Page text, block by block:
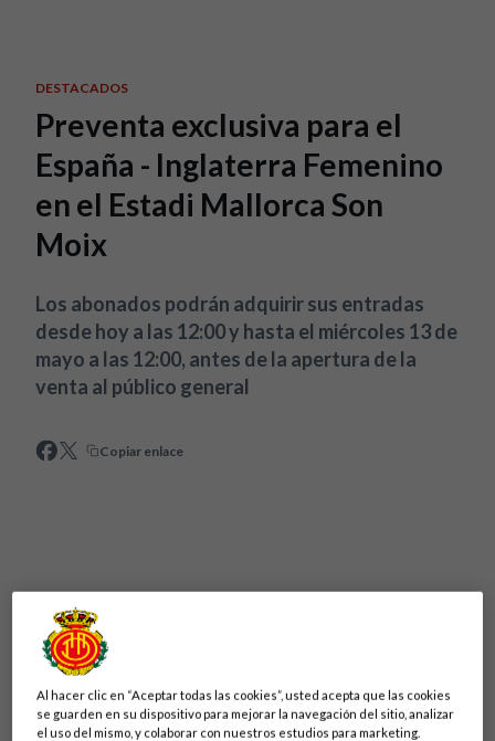
DESTACADOS
Preventa exclusiva para el
España - Inglaterra Femenino
en el Estadi Mallorca Son
Moix
Los abonados podrán adquirir sus entradas
desde hoy a las 12:00 y hasta el miércoles 13 de
mayo a las 12:00, antes de la apertura de la
venta al público general
Copiar enlace
Al hacer clic en “Aceptar todas las cookies”, usted acepta que las cookies
se guarden en su dispositivo para mejorar la navegación del sitio, analizar
el uso del mismo, y colaborar con nuestros estudios para marketing.